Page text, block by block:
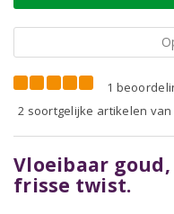
1
2 soortgelijke artikelen
Vloeibaar
frisse twist.